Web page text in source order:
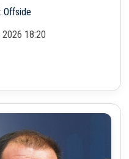
Offside
2026 18:20